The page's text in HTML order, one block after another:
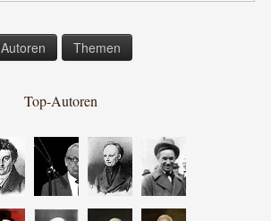
Autoren Themen
Top-Autoren